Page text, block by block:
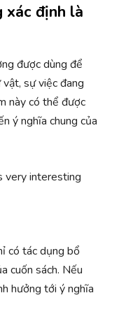
xác định là
được dùng để
sự việc đang
này có thể được
ý nghĩa chung của
very interesting
có tác dụng bổ
cuốn sách. Nếu
hưởng tới ý nghĩa